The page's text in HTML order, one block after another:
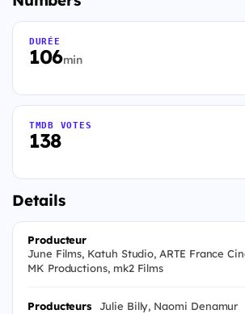
106min
DURÉE
138
TMDB VOTES
Details
Producteur
June Films, Katuh Studio, ARTE France
MK Productions, mk2 Films
Producteurs Julie Billy, Naomi Denamur